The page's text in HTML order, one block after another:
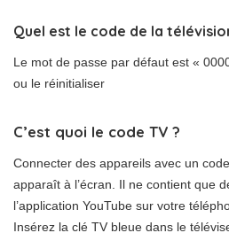
Quel est le code de la
Le mot de passe par défaut est «
ou le réinitialiser
C’est quoi le code TV ?
Connecter des appareils avec un
apparaît à l’écran. Il ne contient que
l’application YouTube sur votre
Insérez la clé TV bleue dans le